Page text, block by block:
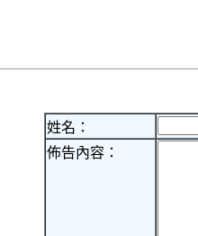
姓名：
佈告內容：